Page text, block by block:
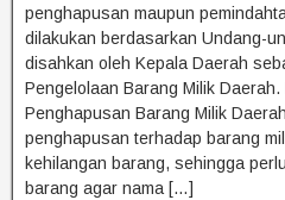
penghapusan maupun
dilakukan berdasarkan Undang-
disahkan oleh Kepala Daerah
Pengelolaan Barang Milik
Penghapusan Barang Milik
penghapusan terhadap barang
kehilangan barang, sehingga
barang agar nama […]